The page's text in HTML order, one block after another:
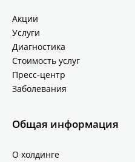
Акции
Услуги
Диагностика
Стоимость услуг
Пресс-центр
Заболевания
Общая информация
О холдинге